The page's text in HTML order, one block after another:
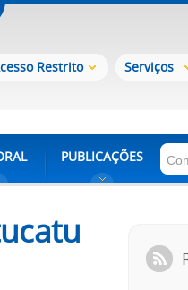
Restrito Serviços
PUBLICAÇÕES